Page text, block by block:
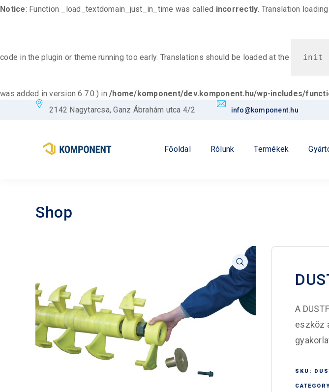
Notice: Function _load_textdomain_just_in_time was called incorrectly. Translation
code in the plugin or theme running too early. Translations should be loaded at the init
was added in version 6.7.0.) in /home/komponent/dev.komponent.hu/wp-includes/
2142 Nagytarcsa, Ganz Ábrahám utca 4/2
info@komponent.hu
Főoldal Rólunk Termékek
Shop
A
eszköz
SKU: